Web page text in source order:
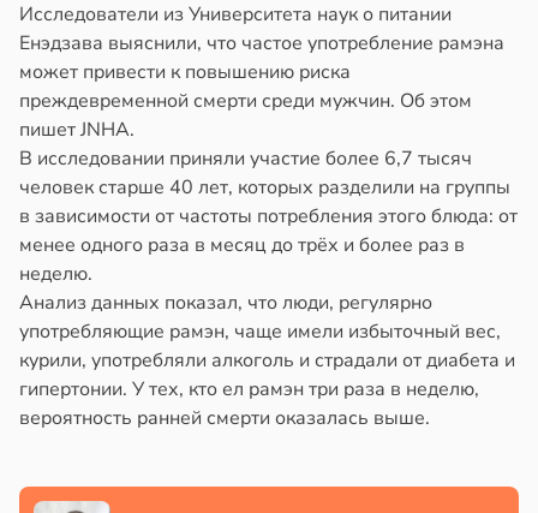
в21:42
Исследователи из Университета наук о питании
Енэдзава выяснили, что частое употребление рамэна
может привести к повышению риска
преждевременной смерти среди мужчин. Об этом
пишет JNHA.
В исследовании приняли участие более 6,7 тысяч
человек старше 40 лет, которых разделили на группы
в зависимости от частоты потребления этого блюда: от
менее одного раза в месяц до трёх и более раз в
неделю.
Анализ данных показал, что люди, регулярно
употребляющие рамэн, чаще имели избыточный вес,
курили, употребляли алкоголь и страдали от диабета и
гипертонии. У тех, кто ел рамэн три раза в неделю,
вероятность ранней смерти оказалась выше.
в16:23
в 17:40